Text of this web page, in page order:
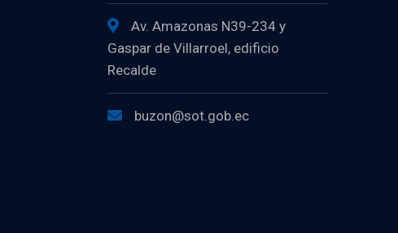
Av. Amazonas N39-234 y
Gaspar de Villarroel, edificio
Recalde
buzon@sot.gob.ec